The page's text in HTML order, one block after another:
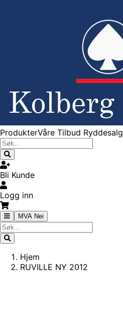
ProdukterVåre Tilbud Ryddesalg
Bli Kunde
Logg inn
MVA Nei
Hjem
RUVILLE NY 2012